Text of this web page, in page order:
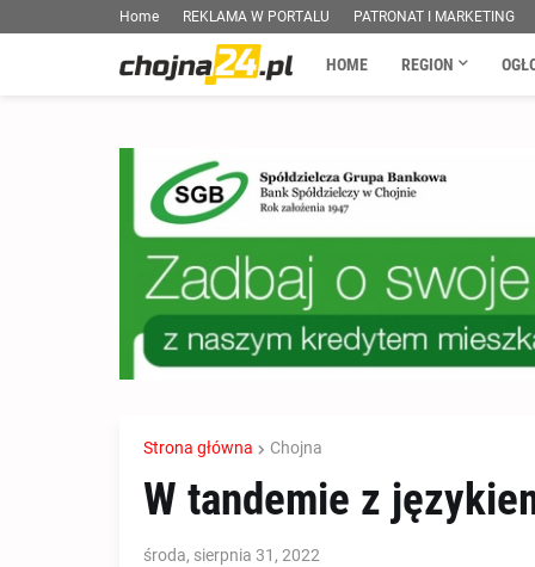
Home REKLAMA W PORTALU PATRONAT I MARKETING
HOME REGION
Strona główna Chojna
W tandemie z
środa, sierpnia 31, 2022